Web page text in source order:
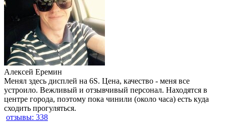
Алексей Еремин
Менял здесь дисплей на 6S. Цена, качество - меня все
устроило. Вежливый и отзывчивый персонал. Находятся в
центре города, поэтому пока чинили (около часа) есть куда
сходить прогуляться.
отзывы: 338